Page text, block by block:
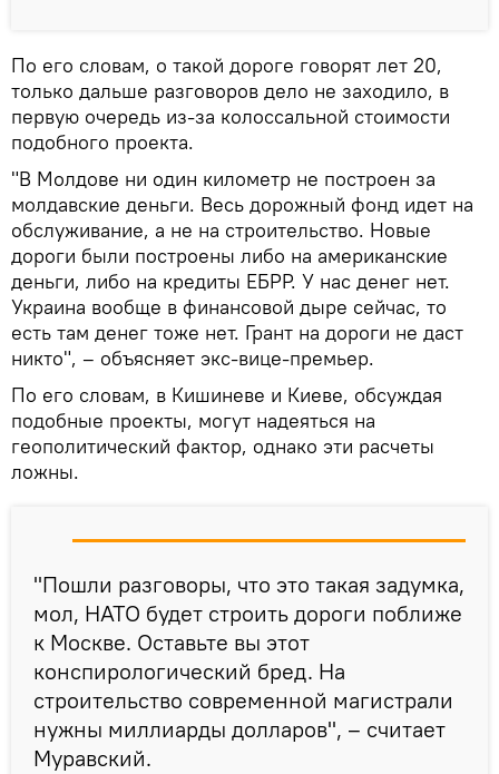
По его словам, о такой дороге говорят лет 20,
только дальше разговоров дело не заходило, в
первую очередь из-за колоссальной стоимости
подобного проекта.
"В Молдове ни один километр не построен за
молдавские деньги. Весь дорожный фонд идет на
обслуживание, а не на строительство. Новые
дороги были построены либо на американские
деньги, либо на кредиты ЕБРР. У нас денег нет.
Украина вообще в финансовой дыре сейчас, то
есть там денег тоже нет. Грант на дороги не даст
никто", – объясняет экс-вице-премьер.
По его словам, в Кишиневе и Киеве, обсуждая
подобные проекты, могут надеяться на
геополитический фактор, однако эти расчеты
ложны.
"Пошли разговоры, что это такая задумка,
мол, НАТО будет строить дороги поближе
к Москве. Оставьте вы этот
конспирологический бред. На
строительство современной магистрали
нужны миллиарды долларов", – считает
Муравский.